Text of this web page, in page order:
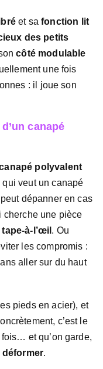
et safonction lit
des petits
côté modulable
une fois
: il joue son
canapé
polyvalent
veut un canapé
dépanner en cas
cherche une pièce
à-l’œil . Ou
les compromis :
aller sur du haut
pieds en acier), et
c’est le
et qu’on garde,
déformer.